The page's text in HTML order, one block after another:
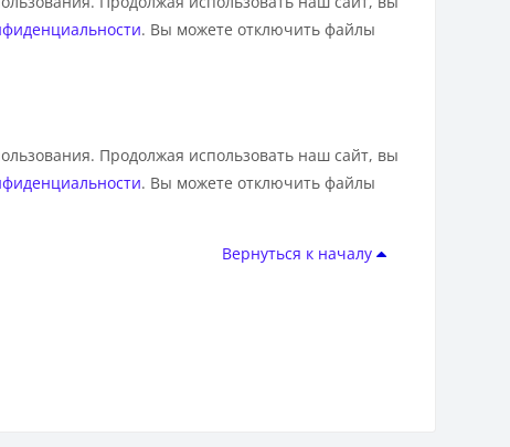
. Вы можете отключить файлы
Продолжая использовать наш сайт, вы
. Вы можете отключить файлы
Вернуться к началу